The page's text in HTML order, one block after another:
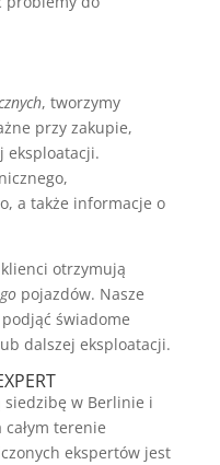
, tworzymy
przy zakupie,
eksploatacji.
a także informacje o
otrzymują
pojazdów. Nasze
świadome
dalszej eksploatacji.
w Berlinie i
terenie
ekspertów jest